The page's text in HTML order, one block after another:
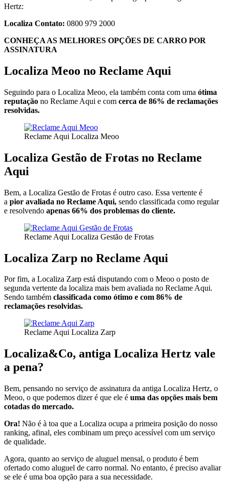
Hertz:
Localiza Contato: 0800 979 2000
CONHEÇA AS MELHORES OPÇÕES DE CARRO POR
ASSINATURA
Localiza Meoo no Reclame Aqui
Seguindo para o Localiza Meoo, ela também conta com uma ótima
reputação no Reclame Aqui e com cerca de 86% de reclamações
resolvidas.
Reclame Aqui Localiza Meoo
Localiza Gestão de Frotas no Reclame
Aqui
Bem, a Localiza Gestão de Frotas é outro caso. Essa vertente é
a pior avaliada no Reclame Aqui, sendo classificada como regular
e resolvendo apenas 66% dos problemas do cliente.
Reclame Aqui Localiza Gestão de Frotas
Localiza Zarp no Reclame Aqui
Por fim, a Localiza Zarp está disputando com o Meoo o posto de
segunda vertente da localiza mais bem avaliada no Reclame Aqui.
Sendo também classificada como ótimo e com 86% de
reclamações resolvidas.
Reclame Aqui Localiza Zarp
Localiza&Co, antiga Localiza Hertz vale
a pena?
Bem, pensando no serviço de assinatura da antiga Localiza Hertz, o
Meoo, o que podemos dizer é que ele é uma das opções mais bem
cotadas do mercado.
Ora! Não é à toa que a Localiza ocupa a primeira posição do nosso
ranking, afinal, eles combinam um preço acessível com um serviço
de qualidade.
Agora, quanto ao serviço de aluguel mensal, o produto é bem
ofertado como aluguel de carro normal. No entanto, é preciso avaliar
se ele é uma boa opção para a sua necessidade.